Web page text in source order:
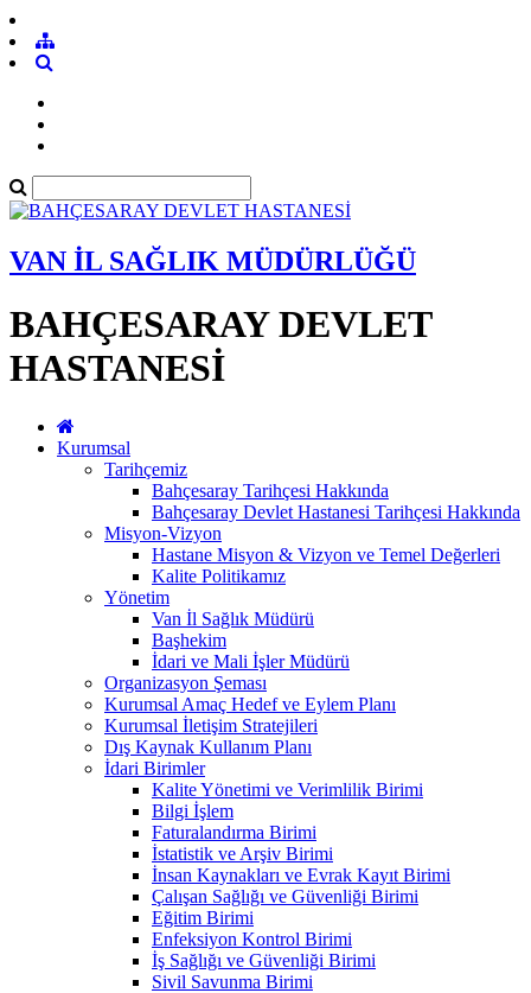
VAN İL SAĞLIK MÜDÜRLÜĞÜ
BAHÇESARAY DEVLET
HASTANESİ
Kurumsal
Tarihçemiz
Bahçesaray Tarihçesi Hakkında
Bahçesaray Devlet Hastanesi Tarihçesi Hakkında
Misyon-Vizyon
Hastane Misyon & Vizyon ve Temel Değerleri
Kalite Politikamız
Yönetim
Van İl Sağlık Müdürü
Başhekim
İdari ve Mali İşler Müdürü
Organizasyon Şeması
Kurumsal Amaç Hedef ve Eylem Planı
Kurumsal İletişim Stratejileri
Dış Kaynak Kullanım Planı
İdari Birimler
Kalite Yönetimi ve Verimlilik Birimi
Bilgi İşlem
Faturalandırma Birimi
İstatistik ve Arşiv Birimi
İnsan Kaynakları ve Evrak Kayıt Birimi
Çalışan Sağlığı ve Güvenliği Birimi
Eğitim Birimi
Enfeksiyon Kontrol Birimi
İş Sağlığı ve Güvenliği Birimi
Sivil Savunma Birimi